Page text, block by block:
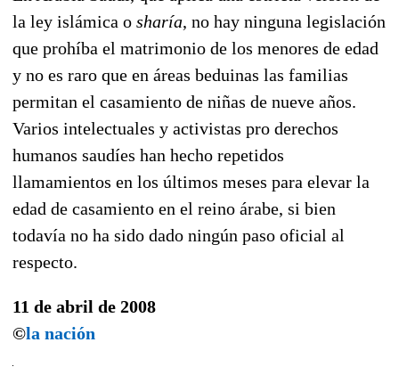
la ley islámica o sharía, no hay ninguna legislación
que prohíba el matrimonio de los menores de edad
y no es raro que en áreas beduinas las familias
permitan el casamiento de niñas de nueve años.
Varios intelectuales y activistas pro derechos
humanos saudíes han hecho repetidos
llamamientos en los últimos meses para elevar la
edad de casamiento en el reino árabe, si bien
todavía no ha sido dado ningún paso oficial al
respecto.
11 de abril de 2008
©la nación